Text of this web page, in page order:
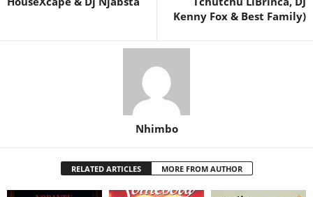
Kenny Fox & Best Family)
Nhimbo
RELATED ARTICLES MORE FROM AUTHOR